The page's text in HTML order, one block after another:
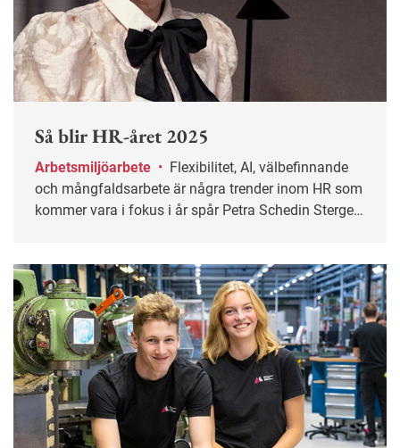
Så blir HR-året 2025
Arbetsmiljöarbete •
och mångfaldsarbete är några trender inom HR som
kommer vara i fokus i år spår Petra Schedin Stergel,